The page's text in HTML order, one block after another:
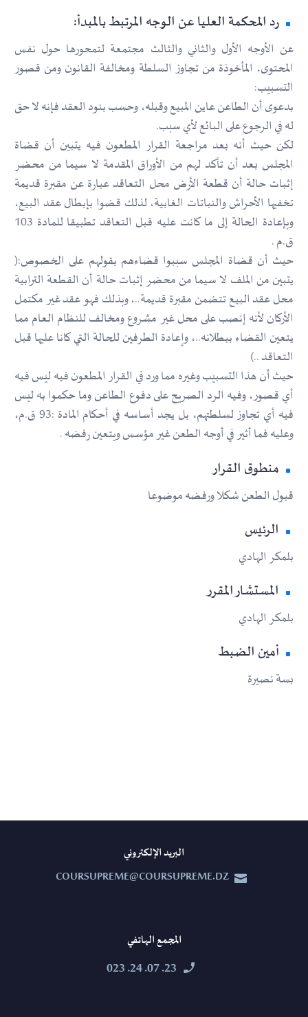
رد المحكمة العليا عن الوجه المرتبط بالمبدأ:
عن الأوجه الأول والثاني والثالث مجتمعة لتمحورها حول نفس
المحتوى، المأخوذة من تجاوز السلطة ومخالفة القانون ومن قصور
التسبيب:
بدعوى أن الطاعن عاين المبيع وقبله، وحسب بنود العقد فإنه لا حق
له في الرجوع على البائع لأي سبب.
لكن حيث أنه بعد مراجعة القرار المطعون فيه يتبين أن قضاة
المجلس بعد أن تأكد لهم من الأوراق المقدمة لا سيما من محضر
إثبات حالة أن قطعة الأرض محل التعاقد عبارة عن مقبرة قديمة
تخفيها الأحراش والنباتات الغابية، لذلك قضوا بإبطال عقد البيع،
وبإعادة الحالة إلى ما كانت عليه قبل التعاقد تطبيقا للمادة 103
ق.م .
حيث أن قضاة المجلس سببوا قضاءهم بقولهم على الخصوص:(
يتبين من الملف لا سيما من محضر إثبات حالة أن القطعة الترابية
محل عقد البيع تتضمن مقبرة قديمة..، وبذلك فهو عقد غير مكتمل
الأركان لأنه إنصب على محل غير مشروع ومخالف للنظام العام مما
يتعين القضاء ببطلانه..، وإعادة الطرفين للحالة التي كانا عليها قبل
التعاقد ..)
حيث أن هذا التسبيب وغيره مما ورد في القرار المطعون فيه ليس فيه
أي قصور، وفيه الرد الصريح على دفوع الطاعن وما حكموا به ليس
فيه أي تجاوز لسلطتهم، بل يجد أساسه في أحكام المادة :93 ق.م،
وعليه فما أثير في أوجه الطعن غير مؤسس ويتعين رفضه .
منطوق القرار
قبول الطعن شكلا ورفضه موضوعا
الرئيس
بلمكر الهادي
المستشار المقرر
بلمكر الهادي
أمين الضبط
بسة نصيرة
البريد الإلكتروني


COURSUPREME@COURSUPREME.DZ
المجمع الهاتفي


23. 07. 24. 023